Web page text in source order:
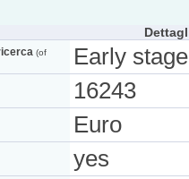
(of
Early
16243
Euro
yes